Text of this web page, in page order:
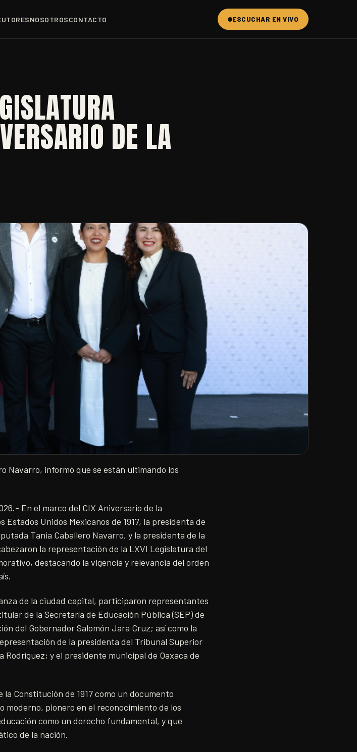
NOSOTROSCONTACTO ESCUCHAR EN VIVO
DE LA
Navarro, informó que se están ultimando los
En el marco del CIX Aniversario de la
Unidos Mexicanos de 1917, la presidenta de
Tania Caballero Navarro, y la presidenta de la
la representación de la LXVI Legislatura del
destacando la vigencia y relevancia del orden
de la ciudad capital, participaron representantes
de la Secretaría de Educación Pública (SEP) de
del Gobernador Salomón Jara Cruz; así como la
de la presidenta del Tribunal Superior
y el presidente municipal de Oaxaca de
Constitución de 1917 como un documento
moderno, pionero en el reconocimiento de los
como un derecho fundamental, y que
de la nación.